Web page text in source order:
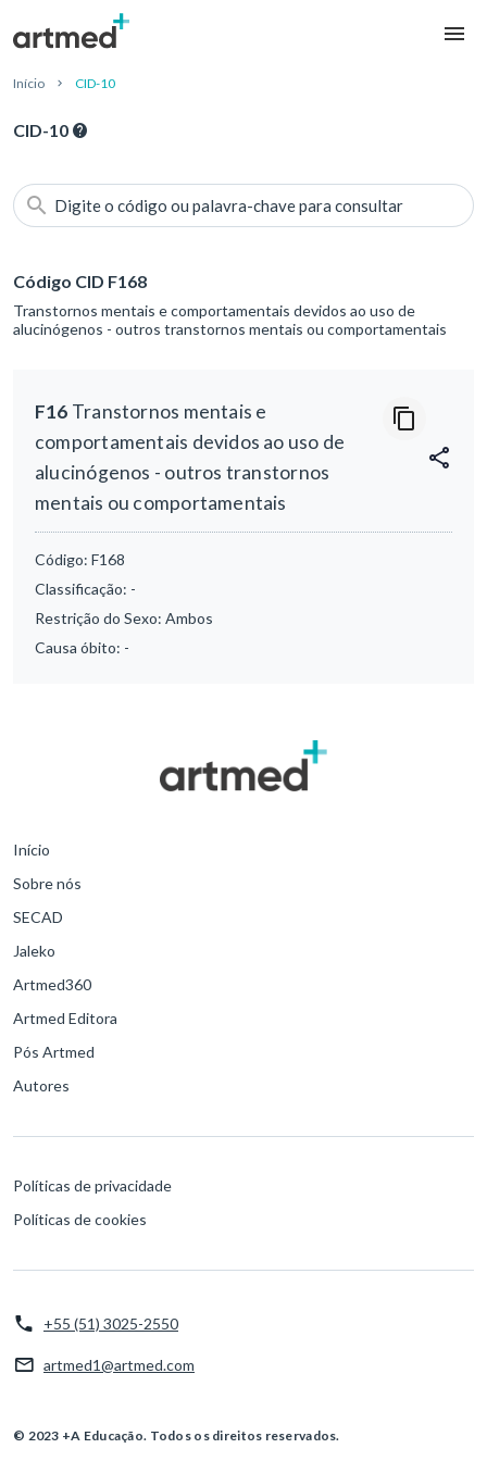
Início CID-10
CID-10
Digite o código ou palavra-chave para consultar
Código CID F168
Transtornos mentais e comportamentais devidos ao uso de
alucinógenos - outros transtornos mentais ou comportamentais
F16 Transtornos mentais e
comportamentais devidos ao uso de
alucinógenos - outros transtornos
mentais ou comportamentais
Código: F168
Classificação: -
Restrição do Sexo: Ambos
Causa óbito: -
Início
Sobre nós
SECAD
Jaleko
Artmed360
Artmed Editora
Pós Artmed
Autores
Políticas de privacidade
Políticas de cookies
+55 (51) 3025-2550
artmed1@artmed.com
© 2023 +A Educação. Todos os direitos reservados.